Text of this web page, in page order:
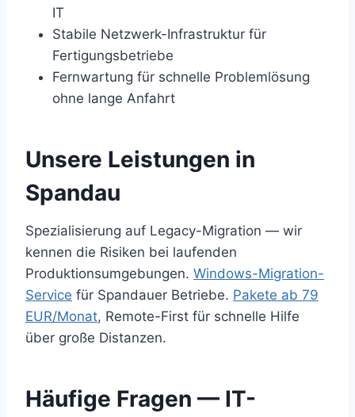
IT
Stabile Netzwerk-Infrastruktur für
Fertigungsbetriebe
Fernwartung für schnelle Problemlösung
ohne lange Anfahrt
Unsere Leistungen in
Spandau
Spezialisierung auf Legacy-Migration — wir
kennen die Risiken bei laufenden
Produktionsumgebungen. Windows-Migration-
Service für Spandauer Betriebe. Pakete ab 79
EUR/Monat, Remote-First für schnelle Hilfe
über große Distanzen.
Häufige Fragen — IT-